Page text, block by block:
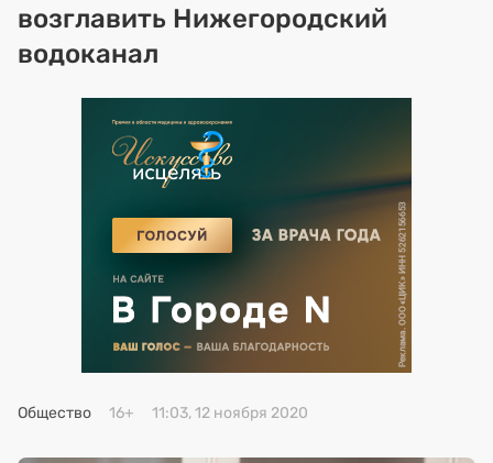
Статьи
BORЩ
Искусство исцелять
Премия 2025
Эксперты
возглавить Нижегородский
водоканал
Общество 16+ 11:03, 12 ноября 2020